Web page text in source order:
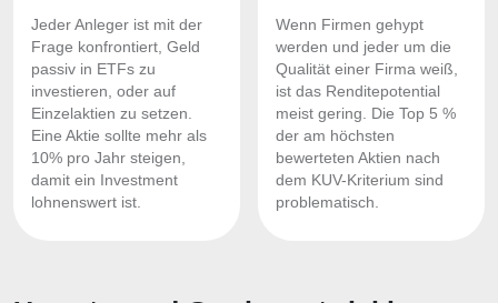
Jeder Anleger ist mit der
Frage konfrontiert, Geld
passiv in ETFs zu
investieren, oder auf
Einzelaktien zu setzen.
Eine Aktie sollte mehr als
10% pro Jahr steigen,
damit ein Investment
lohnenswert ist.
Wenn Firmen gehypt
werden und jeder um die
Qualität einer Firma weiß,
ist das Renditepotential
meist gering. Die Top 5 %
der am höchsten
bewerteten Aktien nach
dem KUV-Kriterium sind
problematisch.